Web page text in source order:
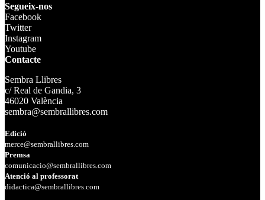
Segueix-nos
Facebook
Twitter
Instagram
Youtube
Contacte
Sembra Llibres
c/ Real de Gandia, 3
46020 València
sembra@sembrallibres.com
Edició
merce@sembrallibres.com
Premsa
comunicacio@sembrallibres.com
Atenció al professorat
didactica@sembrallibres.com